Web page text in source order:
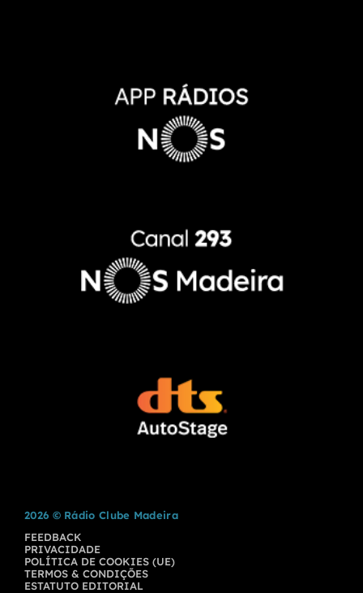
2026 © Rádio Clube Madeira
FEEDBACK
PRIVACIDADE
POLÍTICA DE COOKIES (UE)
TERMOS & CONDIÇÕES
ESTATUTO EDITORIAL